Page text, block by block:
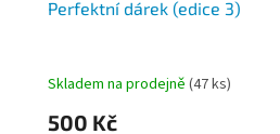
Perfektní dárek (edice 3)
Skladem na prodejně (47 ks)
500 Kč